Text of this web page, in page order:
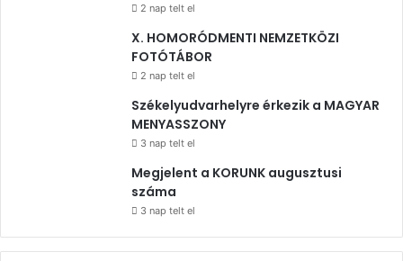
2 nap telt el
X. HOMORÓDMENTI NEMZETKÖZI
FOTÓTÁBOR
2 nap telt el
Székelyudvarhelyre érkezik a MAGYAR
MENYASSZONY
3 nap telt el
Megjelent a KORUNK augusztusi
száma
3 nap telt el